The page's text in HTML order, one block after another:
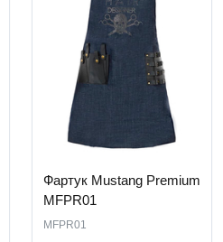
Фартук Mustang Premium
MFPR01
MFPR01